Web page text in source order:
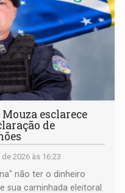
Mouza esclarece
de
2026 às 16:23
não ter o dinheiro
sua caminhada eleitoral